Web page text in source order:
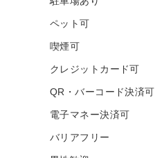
ペット可
喫煙可
クレジットカード可
QR・バーコード決済可
電子マネー決済可
バリアフリー